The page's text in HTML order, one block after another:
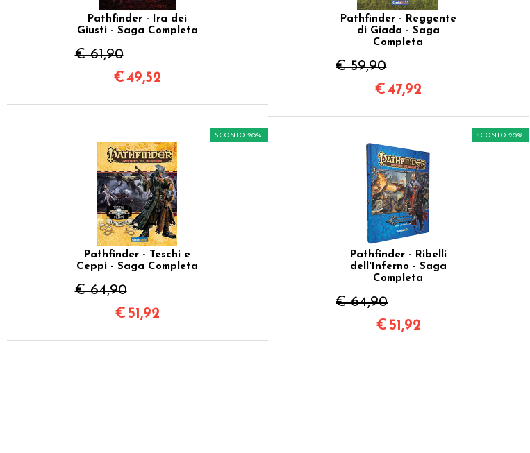
Pathfinder - Ira dei
Giusti - Saga Completa
€ 61,90
€49,52
Pathfinder - Reggente
di Giada - Saga
Completa
€ 59,90
€ 47,92
Pathfinder - Teschi e
Ceppi - Saga Completa
€ 64,90
SCONTO 20%
€ 51,92
Pathfinder - Ribelli
dell'Inferno - Saga
Completa
€ 64,90
SCONTO 20%
€ 51,92